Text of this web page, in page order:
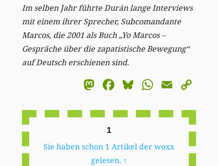
Im selben Jahr führte Durán lange Interviews
mit einem ihrer Sprecher, Subcomandante
Marcos, die 2001 als Buch „Yo Marcos –
Gespräche über die zapatistische Bewegung“
auf Deutsch erschienen sind.
Mastodon
Facebook
BlueskyEmail
1
Sie haben schon 1 Artikel der woxx
gelesen. ↑